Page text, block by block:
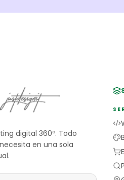
digital 360º. Todo
en una sola